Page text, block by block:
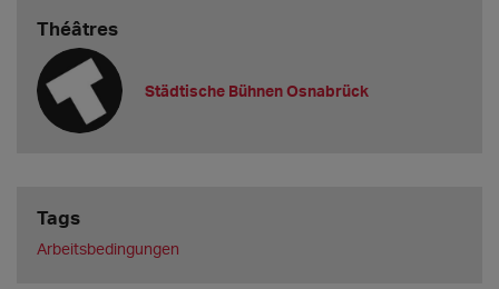
Théâtres
Städtische Bühnen Osnabrück
Tags
Arbeitsbedingungen